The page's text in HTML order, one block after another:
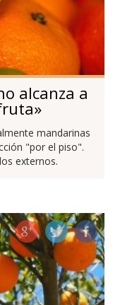
alcanza a
mandarinas
"por el piso".
externos.